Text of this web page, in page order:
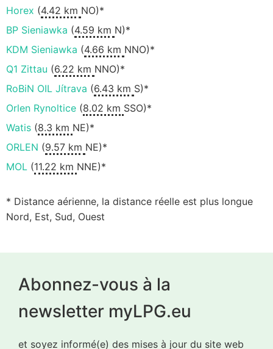
Horex (4.42 km NO)*
BP Sieniawka (4.59 km N)*
KDM Sieniawka (4.66 km NNO)*
Q1 Zittau (6.22 km NNO)*
RoBiN OIL Jítrava (6.43 km S)*
Orlen Rynoltice (8.02 km SSO)*
Watis (8.3 km NE)*
ORLEN (9.57 km NE)*
MOL (11.22 km NNE)*
* Distance aérienne, la distance réelle est plus longue
Nord, Est, Sud, Ouest
Abonnez-vous à la
newsletter myLPG.eu
et soyez informé(e) des mises à jour du site web